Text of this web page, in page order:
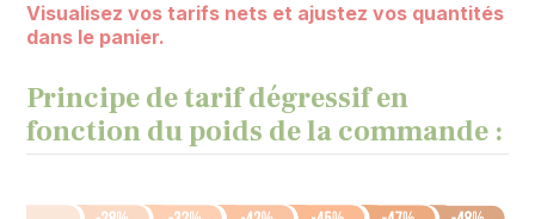
Visualisez vos tarifs nets et ajustez vos quantités
dans le panier.
Principe de tarif dégressif en
fonction du poids de la commande :